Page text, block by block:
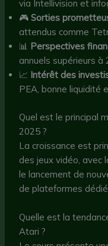
via Intellivision et
🎮Sorties
attendus comme
📊 Perspectives
annuels supérieurs à
📈 Intérêt des
PEA, bonne liquidité
Quel est le principal
2025 ?
La croissance est
des jeux vidéo, avec
le lancement de
de plateformes
Quelle est la
Atari ?